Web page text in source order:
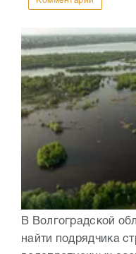
В Волгоградской
найти подрядчика